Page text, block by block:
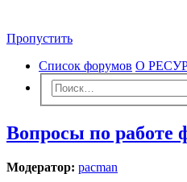
Пропустить
Список форумов О
Вопросы по работе
Модератор: pacman